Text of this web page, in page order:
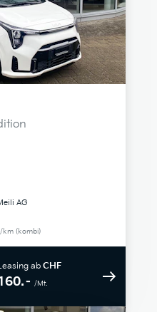
AG
km (kombi)
abCHF
/Mt.